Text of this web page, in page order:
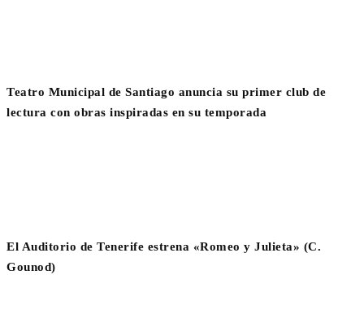
Teatro Municipal de Santiago anuncia su primer club de
lectura con obras inspiradas en su temporada
El Auditorio de Tenerife estrena «Romeo y Julieta» (C.
Gounod)